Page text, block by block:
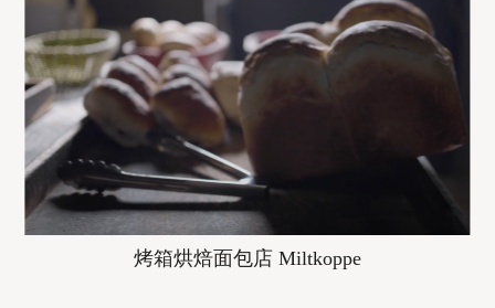
烤箱烘焙面包店 Miltkoppe